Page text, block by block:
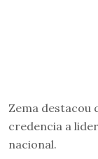
Zema destacou
credencia a
nacional.